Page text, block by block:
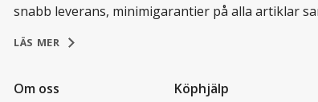
snabb leverans, minimigarantier på alla artiklar
LÄS MER
Om oss
Köphjälp